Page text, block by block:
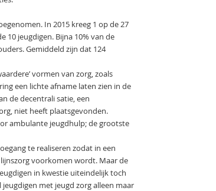
In 2015 kreeg 1 op de 27
10 jeugdigen. Bijna 10% van de
Gemiddeld zijn dat 124
vormen van zorg, zoals
een lichte afname laten zien in de
de decentrali­ satie, een
niet heeft plaatsgevonden.
ambulante jeugdhulp; de grootste
te realiseren zodat in een
voorkomen wordt. Maar de
in kwestie uiteindelijk toch
met jeugd­ zorg alleen maar